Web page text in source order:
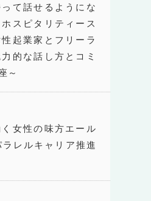
て話せるようにな
スピタリティース
起業家とフリーラ
的な話し方とコミ
～
女性の味方エール
レルキャリア推進